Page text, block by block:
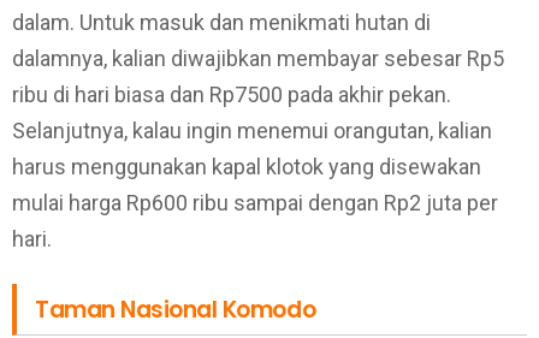
dalam. Untuk masuk dan menikmati hutan di
dalamnya, kalian diwajibkan membayar sebesar Rp5
ribu di hari biasa dan Rp7500 pada akhir pekan.
Selanjutnya, kalau ingin menemui orangutan, kalian
harus menggunakan kapal klotok yang disewakan
mulai harga Rp600 ribu sampai dengan Rp2 juta per
hari.
Taman Nasional Komodo